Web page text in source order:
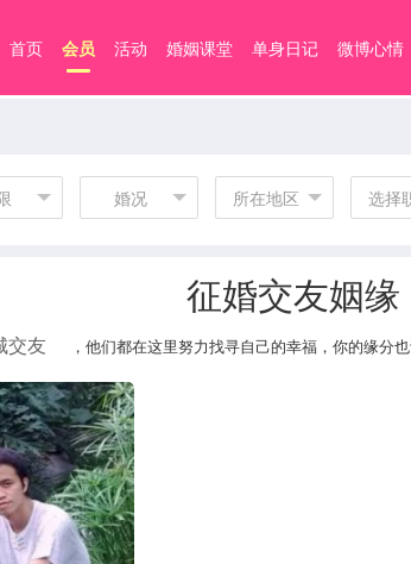
首页 会员 活动 婚姻课堂 单身日记 微博心情
婚况 所在地区 选择
征婚交友姻缘
交友 ，他们都在这里努力找寻自己的幸福，你的缘分